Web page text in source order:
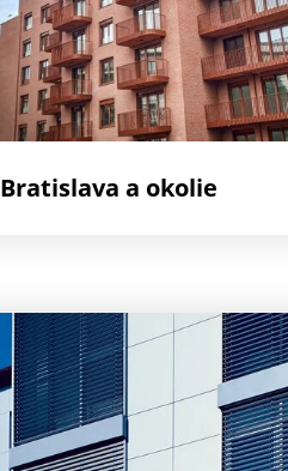
Bratislava a okolie